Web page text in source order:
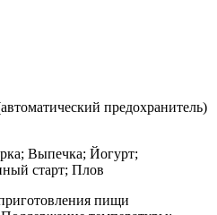
предохранитель)
Выпечка; Йогурт;
старт; Плов
пищи